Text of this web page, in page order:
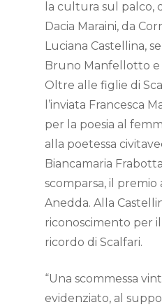
la cultura sul palco,
Dacia Maraini, da
Luciana Castellina,
Bruno Manfellotto e
Oltre alle figlie di
l’inviata Francesca
per la poesia al
alla poetessa
Biancamaria
scomparsa, il
Anedda. Alla
riconoscimento per
ricordo di Scalfari.
“Una scommessa
evidenziato, al